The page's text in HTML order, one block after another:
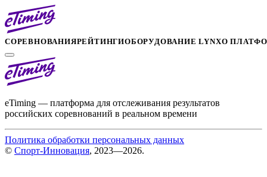
СОРЕВНОВАНИЯРЕЙТИНГИОБОРУДОВАНИЕ LYNXО
eTiming — платформа для отслеживания результатов
российских соревнований в реальном времени
Политика обработки персональных данных
© Спорт-Инновация, 2023—2026.